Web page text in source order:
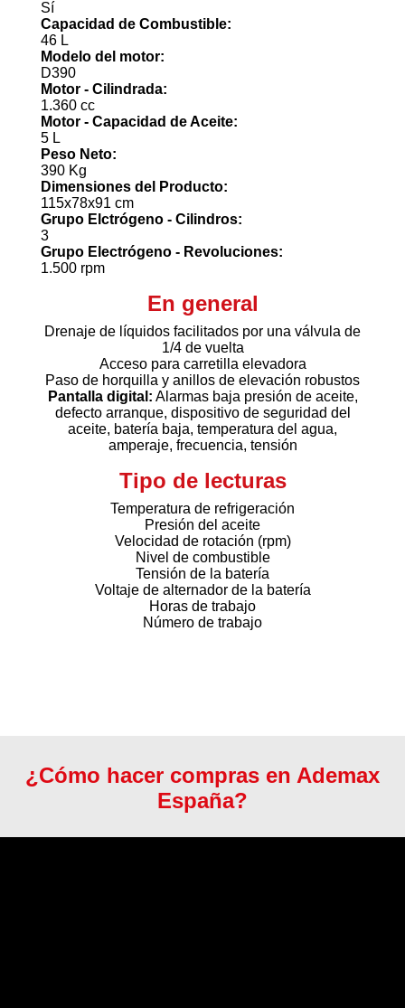
Sí
Capacidad de Combustible:
46 L
Modelo del motor:
D390
Motor - Cilindrada:
1.360 cc
Motor - Capacidad de Aceite:
5 L
Peso Neto:
390 Kg
Dimensiones del Producto:
115x78x91 cm
Grupo Elctrógeno - Cilindros:
3
Grupo Electrógeno - Revoluciones:
1.500 rpm
En general
Drenaje de líquidos facilitados por una válvula de
1/4 de vuelta
Acceso para carretilla elevadora
Paso de horquilla y anillos de elevación robustos
Pantalla digital: Alarmas baja presión de aceite,
defecto arranque, dispositivo de seguridad del
aceite, batería baja, temperatura del agua,
amperaje, frecuencia, tensión
Tipo de lecturas
Temperatura de refrigeración
Presión del aceite
Velocidad de rotación (rpm)
Nivel de combustible
Tensión de la batería
Voltaje de alternador de la batería
Horas de trabajo
Número de trabajo
¿Cómo hacer compras en Ademax
España?